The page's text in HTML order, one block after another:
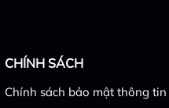
CHÍNH SÁCH
Chính sách bảo mật thông tin